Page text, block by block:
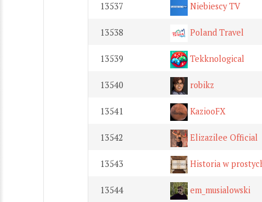
13537 Niebiescy TV
13538 Poland Travel
13539 Tekknological
13540 robikz
13541 KaziooFX
13542 Elizazilee Official
13543 Historia w
13544 em_musialowski